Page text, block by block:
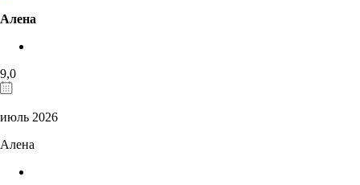
Алена
9,0
июль 2026
Алена